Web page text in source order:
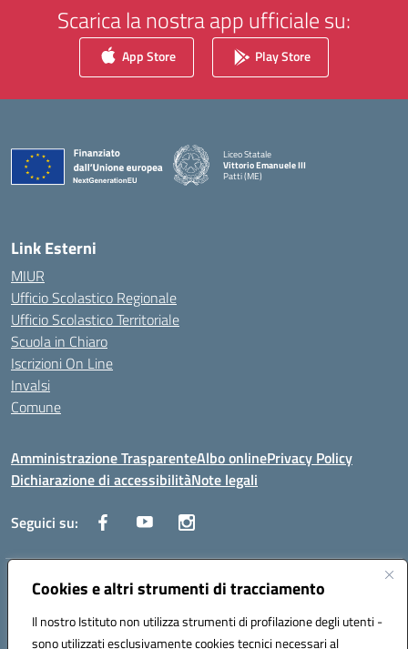
Cookies e altri strumenti di tracciamento
Il nostro Istituto non utilizza strumenti di profilazione degli utenti -
sono utilizzati esclusivamente cookies tecnici necessari al
Scarica la nostra app ufficiale su:
App Store Play Store
Liceo Statale
Vittorio Emanuele III
Patti (ME)
Link Esterni
MIUR
Ufficio Scolastico Regionale
Ufficio Scolastico Territoriale
Scuola in Chiaro
Iscrizioni On Line
Invalsi
Comune
Amministrazione TrasparenteAlbo onlinePrivacy Policy
Dichiarazione di accessibilitàNote legali
Seguici su:
Indirizzo:Via Trieste, 43 – 98066 Patti (ME)
Posta elettronica certificata (PEC):mepc060006@pec.istruzione.it